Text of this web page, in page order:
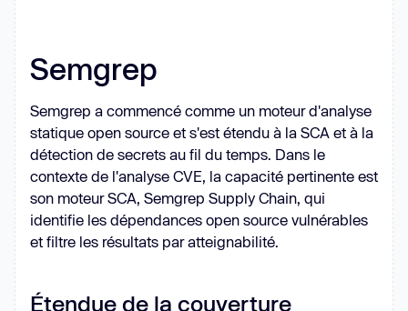
Semgrep
Semgrep a commencé comme un moteur d'analyse
statique open source et s'est étendu à la SCA et à la
détection de secrets au fil du temps. Dans le
contexte de l'analyse CVE, la capacité pertinente est
son moteur SCA, Semgrep Supply Chain, qui
identifie les dépendances open source vulnérables
et filtre les résultats par atteignabilité.
Étendue de la couverture